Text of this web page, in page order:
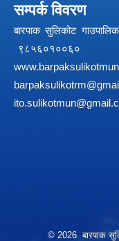
सम्पर्क विवरण
बारपाक सुलिकोट
© 2026 बारपाक